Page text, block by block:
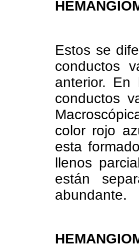
Estos se
conductos
anterior. En
conductos
color rojo
esta
llenos
están
abundante.